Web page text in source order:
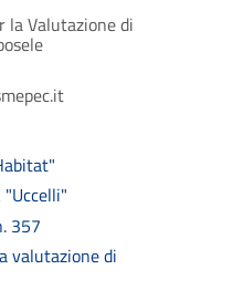
la Valutazione di
357
valutazione di